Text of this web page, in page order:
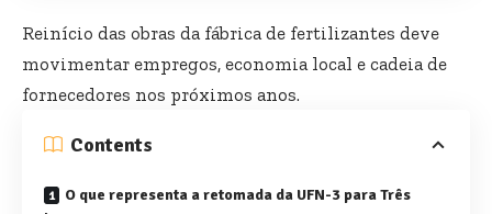
Reinício das obras da fábrica de fertilizantes deve
movimentar empregos, economia local e cadeia de
fornecedores nos próximos anos.
Contents
O que representa a retomada da UFN-3 para Três